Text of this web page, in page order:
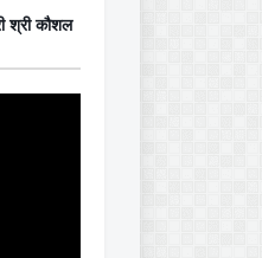
श्री कौशल